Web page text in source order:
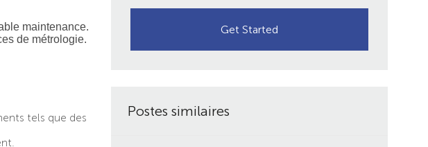
maintenance.
de métrologie.
tels que des
Get Started
Postes similaires